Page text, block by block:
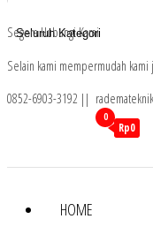
Segera Hubungi Kami
Selain kami mempermudah kami
0852-6903-3192 ||
0
Rp0
HOME